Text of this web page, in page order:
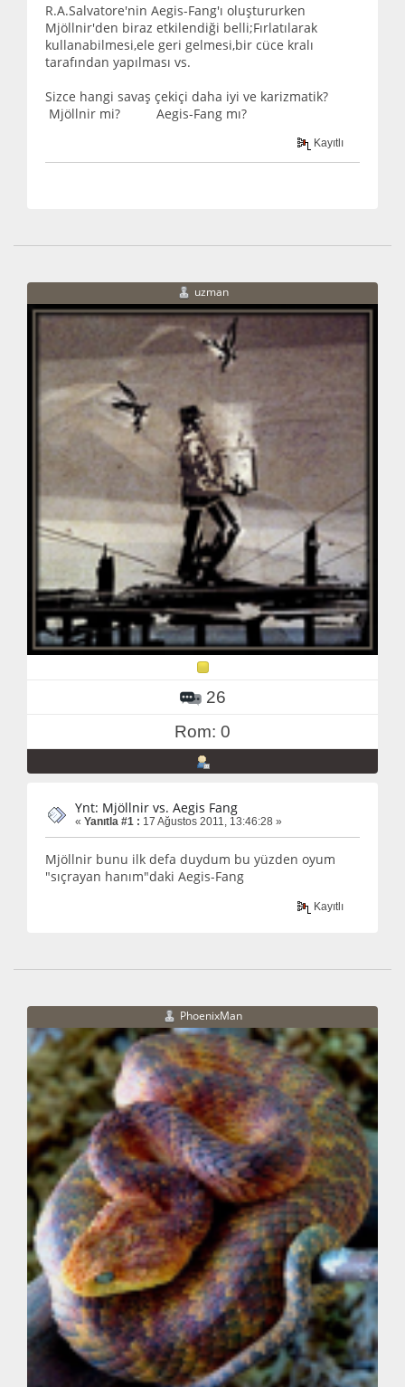
R.A.Salvatore'nin Aegis-Fang'ı oluştururken
Mjöllnir'den biraz etkilendiği belli;Fırlatılarak
kullanabilmesi,ele geri gelmesi,bir cüce kralı
tarafından yapılması vs.
Sizce hangi savaş çekiçi daha iyi ve karizmatik?
Mjöllnir mi? Aegis-Fang mı?
Kayıtlı
uzman
26
Rom: 0
Ynt: Mjöllnir vs. Aegis Fang
« Yanıtla #1 : 17 Ağustos 2011, 13:46:28 »
Mjöllnir bunu ilk defa duydum bu yüzden oyum
"sıçrayan hanım"daki Aegis-Fang
Kayıtlı
PhoenixMan